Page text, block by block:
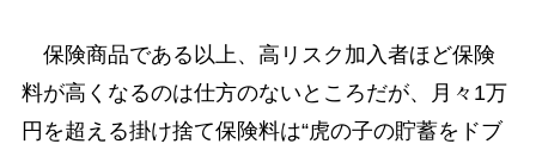
保険商品である以上、高リスク加入者ほど保険
料が高くなるのは仕方のないところだが、月々1万
円を超える掛け捨て保険料は“虎の子の貯蓄をドブ